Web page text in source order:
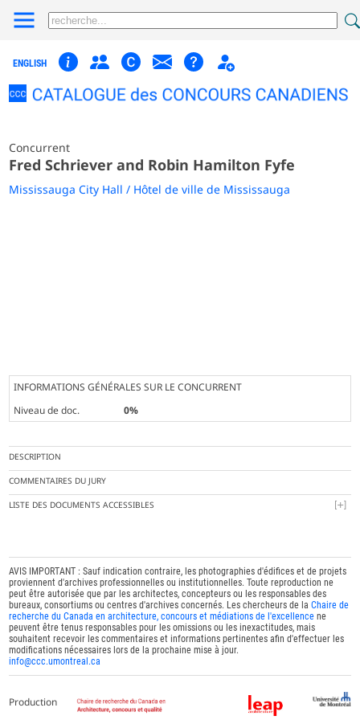
ENGLISH
Concurrent
Fred Schriever and Robin Hamilton Fyfe
Mississauga City Hall / Hôtel de ville de Mississauga
INFORMATIONS GÉNÉRALES SUR LE CONCURRENT
Niveau de doc.
0%
DESCRIPTION
COMMENTAIRES DU JURY
LISTE DES DOCUMENTS ACCESSIBLES
AVIS IMPORTANT : Sauf indication contraire, les photographies d'édifices et de projets
proviennent d'archives professionnelles ou institutionnelles. Toute reproduction ne
peut être autorisée que par les architectes, concepteurs ou les responsables des
bureaux, consortiums ou centres d'archives concernés. Les chercheurs de laChaire de
recherche du Canada en architecture, concours et médiations de l'excellence ne
peuvent être tenus responsables pour les omissions ou les inexactitudes, mais
souhaitent recevoir les commentaires et informations pertinentes afin d'effectuer les
modifications nécessaires lors de la prochaine mise à jour.
info@ccc.umontreal.ca
Production